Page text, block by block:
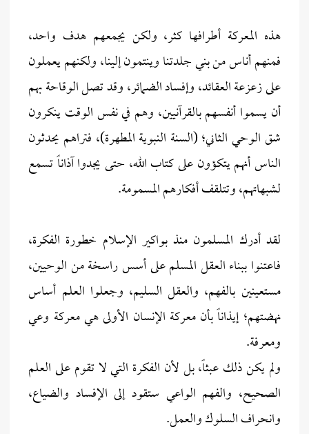
هذه المعركة أطرافها كثر، ولكن يجمعهم هدف واحد،
فمنهم أناس من بني جلدتنا وينتمون إلينا، ولكنهم يعملون
على زعزعة العقائد، وإفساد الضمائر، وقد تصل الوقاحة بهم
أن يسموا أنفسهم بالقرآنيين، وهم في نفس الوقت ينكرون
شق الوحي الثاني؛ (السنة النبوية المطهرة)، فتراهم يحدثون
الناس أنهم يتكؤون على كتاب الله، حتى يجدوا آذاناً تسمع
لشبهاتهم، وتتلقف أفكارهم المسمومة.
لقد أدرك المسلمون منذ بواكير الإسلام خطورة الفكرة،
فاعتنوا ببناء العقل المسلم على أسس راسخة من الوحيين،
مستعينين بالفهم، والعقل السليم، وجعلوا العلم أساس
نهضتهم؛ إيذاناً بأن معركة الإنسان الأولى هي معركة وعي
ومعرفة.
ولم يكن ذلك عبثاً، بل لأن الفكرة التي لا تقوم على العلم
الصحيح، والفهم الواعي ستقود إلى الإفساد والضياع،
وانحراف السلوك والعمل.